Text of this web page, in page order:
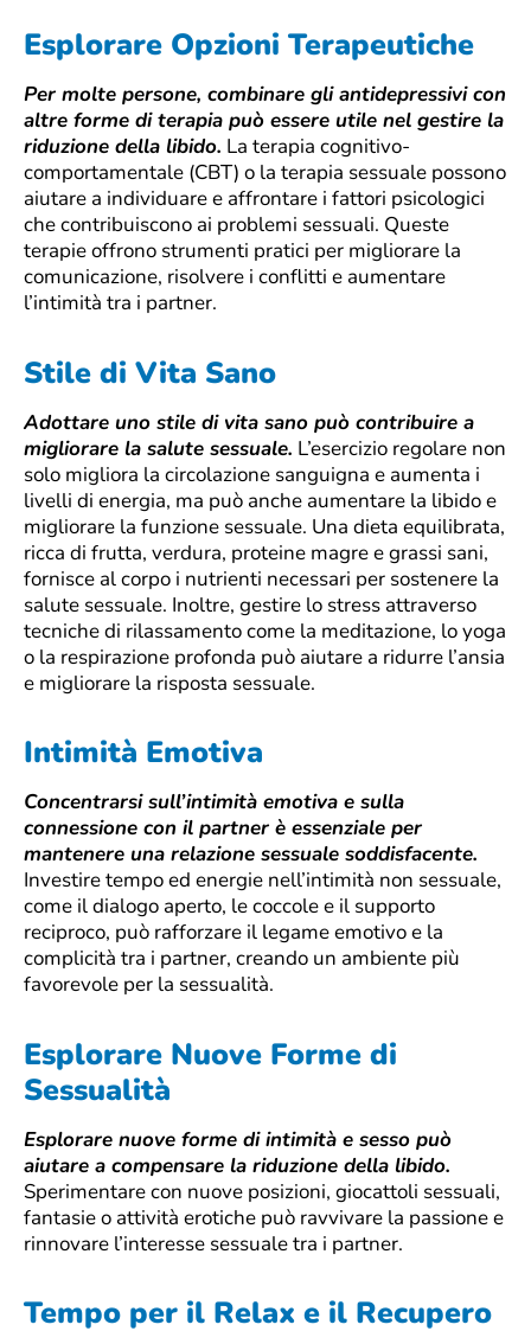
Esplorare Opzioni Terapeutiche
Per molte persone, combinare gli antidepressivi con
altre forme di terapia può essere utile nel gestire la
riduzione della libido. La terapia cognitivo-
comportamentale (CBT) o la terapia sessuale possono
aiutare a individuare e affrontare i fattori psicologici
che contribuiscono ai problemi sessuali. Queste
terapie offrono strumenti pratici per migliorare la
comunicazione, risolvere i conflitti e aumentare
l’intimità tra i partner.
Stile di Vita Sano
Adottare uno stile di vita sano può contribuire a
migliorare la salute sessuale. L’esercizio regolare non
solo migliora la circolazione sanguigna e aumenta i
livelli di energia, ma può anche aumentare la libido e
migliorare la funzione sessuale. Una dieta equilibrata,
ricca di frutta, verdura, proteine magre e grassi sani,
fornisce al corpo i nutrienti necessari per sostenere la
salute sessuale. Inoltre, gestire lo stress attraverso
tecniche di rilassamento come la meditazione, lo yoga
o la respirazione profonda può aiutare a ridurre l’ansia
e migliorare la risposta sessuale.
Intimità Emotiva
Concentrarsi sull’intimità emotiva e sulla
connessione con il partner è essenziale per
mantenere una relazione sessuale soddisfacente.
Investire tempo ed energie nell’intimità non sessuale,
come il dialogo aperto, le coccole e il supporto
reciproco, può rafforzare il legame emotivo e la
complicità tra i partner, creando un ambiente più
favorevole per la sessualità.
Esplorare Nuove Forme di
Sessualità
Esplorare nuove forme di intimità e sesso può
aiutare a compensare la riduzione della libido.
Sperimentare con nuove posizioni, giocattoli sessuali,
fantasie o attività erotiche può ravvivare la passione e
rinnovare l’interesse sessuale tra i partner.
Tempo per il Relax e il Recupero